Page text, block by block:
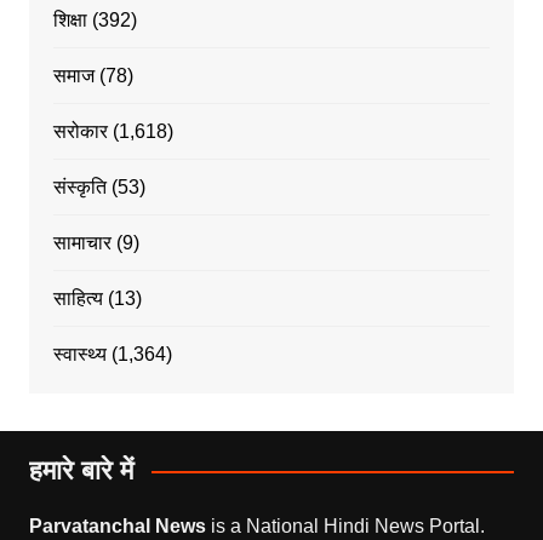
शिक्षा(392)
समाज(78)
सरोकार(1,618)
संस्कृति(53)
सामाचार(9)
साहित्य(13)
स्वास्थ्य(1,364)
हमारे बारे में
Parvatanchal Newsis a National Hindi News Portal.